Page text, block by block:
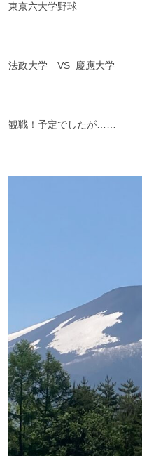
東京六大学野球
法政大学 VS 慶應大学
観戦！予定でしたが……